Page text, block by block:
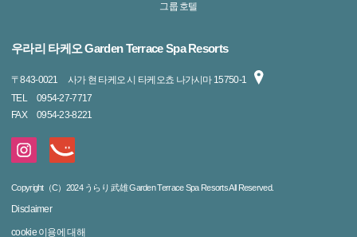
그룹 호텔
우라리 타케오 Garden Terrace Spa Resorts
〒843-0021
사가 현 타케오 시 타케오쵸 나가시마 15750-1
TEL
0954-27-7717
FAX
0954-23-8221
Copyright（C）2024 うらり 武雄 Garden Terrace Spa Resorts All Reserved.
Disclaimer
cookie 이용에 대해